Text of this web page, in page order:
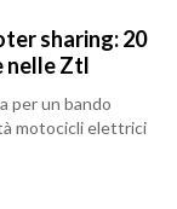
sharing: 20
nelle Ztl
per un bando
motocicli elettrici